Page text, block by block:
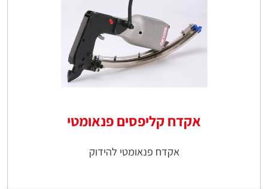
אקדח קליפסים פנאומטי
אקדח פנאומטי להידוק